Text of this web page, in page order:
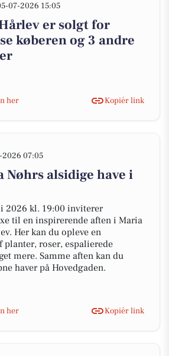
07-2026 15:05
er solgt for
køberen og 3 andre
her
Kopiér link
07:05
Nøhrs alsidige have i
2026 kl. 19:00 inviterer
til en inspirerende aften i Maria
Her kan du opleve en
roser, espalierede
mere. Samme aften kan du
haver på Hovedgaden.
her
Kopiér link